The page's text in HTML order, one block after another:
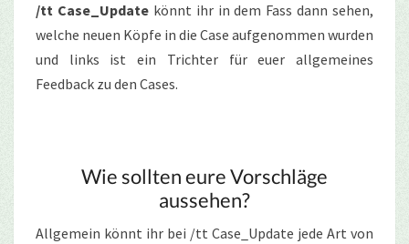
/tt Case_Update könnt ihr in dem Fass dann sehen,
welche neuen Köpfe in die Case aufgenommen wurden
und links ist ein Trichter für euer allgemeines
Feedback zu den Cases.
Wie sollten eure Vorschläge
aussehen?
Allgemein könnt ihr bei /tt Case_Update jede Art von